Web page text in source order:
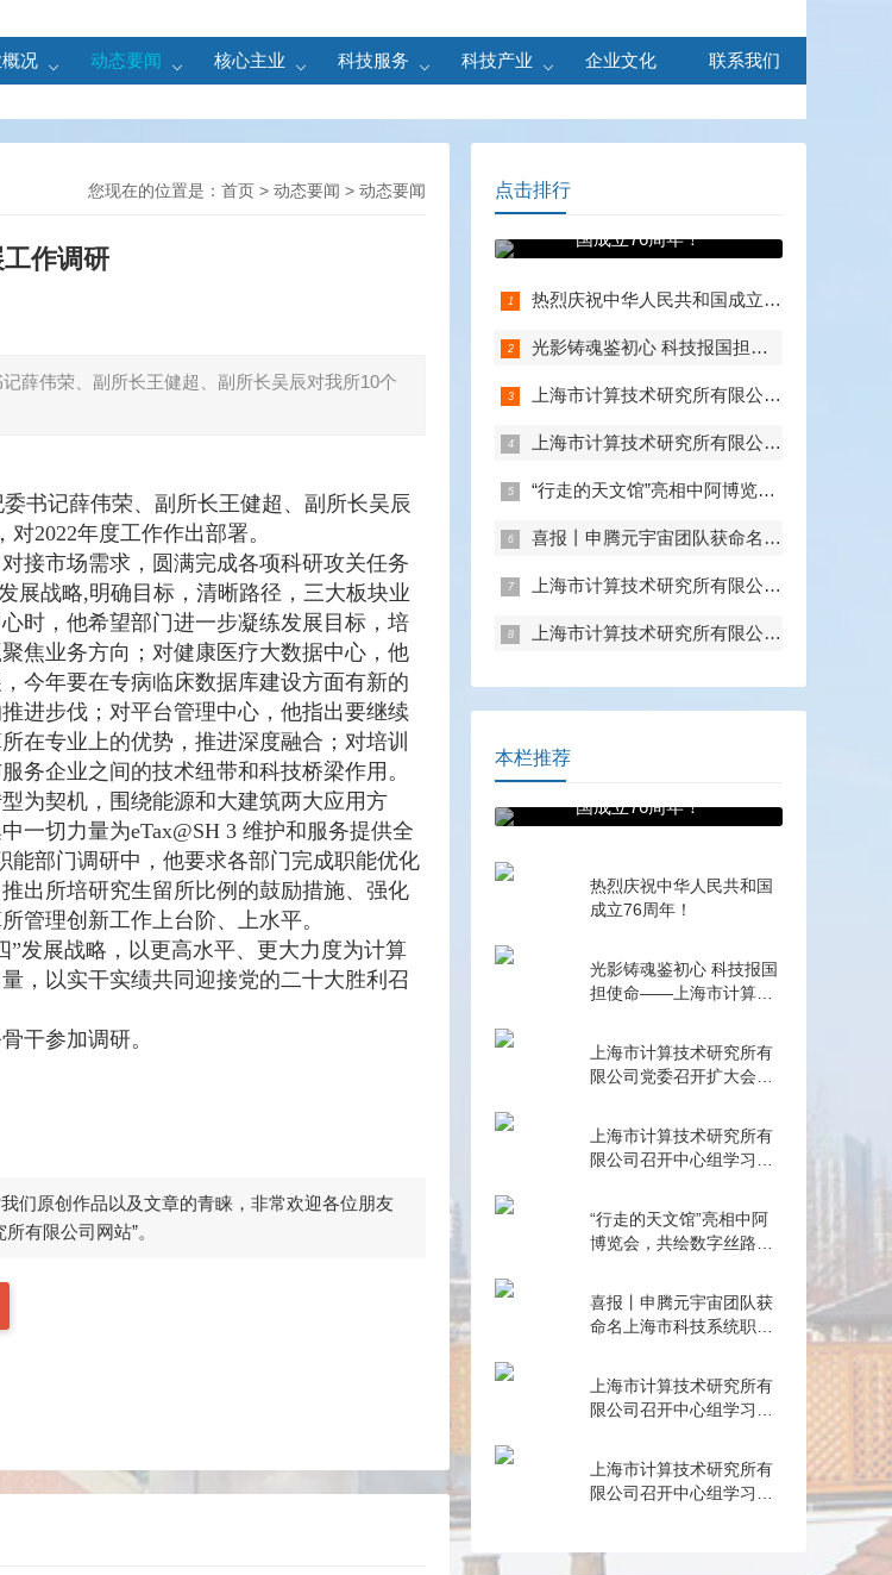
况 动态要闻 核心主业 科技服务 科技产业 企业文化 联系我们
您现在的位置是： 首页 > 动态要闻 > 动态要闻
作调研
薛伟荣、副所长王健超、副所长吴辰对我所10个
书记薛伟荣、副所长王健超、副所长吴辰
2022年度工作作出部署。
接市场需求，圆满完成各项科研攻关任务
展战略,明确目标，清晰路径，三大板块业
时，他希望部门进一步凝练发展目标，培
焦业务方向；对健康医疗大数据中心，他
今年要在专病临床数据库建设方面有新的
进步伐；对平台管理中心，他指出要继续
在专业上的优势，推进深度融合；对培训
务企业之间的技术纽带和科技桥梁作用。
为契机，围绕能源和大建筑两大应用方
一切力量为eTax@SH 3 维护和服务提供全
部门调研中，他要求各部门完成职能优化
出所培研究生留所比例的鼓励措施、强化
管理创新工作上台阶、上水平。
发展战略，以更高水平、更大力度为计算
，以实干实绩共同迎接党的二十大胜利召
干参加调研。
们原创作品以及文章的青睐，非常欢迎各位朋友
有限公司网站”。
点击排行
热烈庆祝中华人民共和
国成立76周年！
热烈庆祝中华人民共和国成立76周年！
光影铸魂鉴初心 科技报国担使命——上海市计算技术研究所有限公司第一、第二、第五党支部组织观看电影《731》
上海市计算技术研究所有限公司党委召开扩大会议总结学习教育
上海市计算技术研究所有限公司召开中心组学习（扩大）会——组织观看抗战胜利80周年阅兵
“行走的天文馆”亮相中阿博览会，共绘数字丝路新篇章
喜报丨申腾元宇宙团队获命名上海市科技系统职工创新工作室
上海市计算技术研究所有限公司召开中心组学习（扩大）会——专题学习内控管理
上海市计算技术研究所有限公司召开中心组学习（扩大）会——专题学习数据流通与数据合规 数据产权与公共数据授权运营
本栏推荐
热烈庆祝中华人民共和
国成立76周年！
热烈庆祝中华人民共和国
成立76周年！
光影铸魂鉴初心 科技报国
担使命——上海市计算技
第二、第五党支部组织观
看电影《731》
上海市计算技术研究所有
限公司党委召开扩大会议
上海市计算技术研究所有
限公司召开中心组学习
抗战胜利80周年阅兵
“行走的天文馆”亮相中阿
博览会，共绘数字丝路新
喜报丨申腾元宇宙团队获
命名上海市科技系统职工
上海市计算技术研究所有
限公司召开中心组学习
内控管理
上海市计算技术研究所有
限公司召开中心组学习
产权与公共数据授权运营